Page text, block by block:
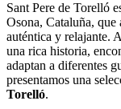
Sant Pere de Torelló
Osona, Cataluña, que
auténtica y relajante.
una rica historia,
adaptan a diferentes
presentamos una
Torelló.